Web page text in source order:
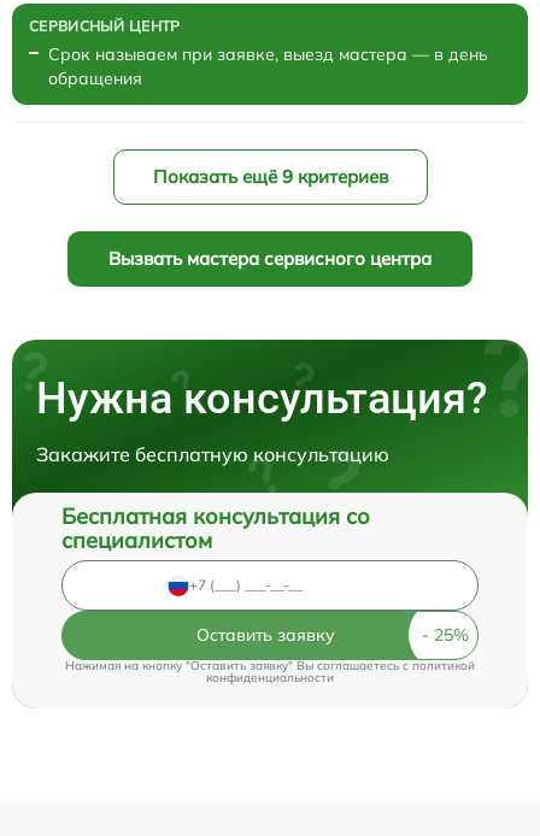
Срок называем при заявке, выезд мастера — в день
обращения
Показать ещё 9 критериев
Вызвать мастера сервисного центра
Нужна консультация?
Закажите бесплатную консультацию
Бесплатная консультация со
специалистом
Оставить заявку
Нажимая на кнопку "Оставить заявку" Вы соглашаетесь cполитикой
конфиденциальности